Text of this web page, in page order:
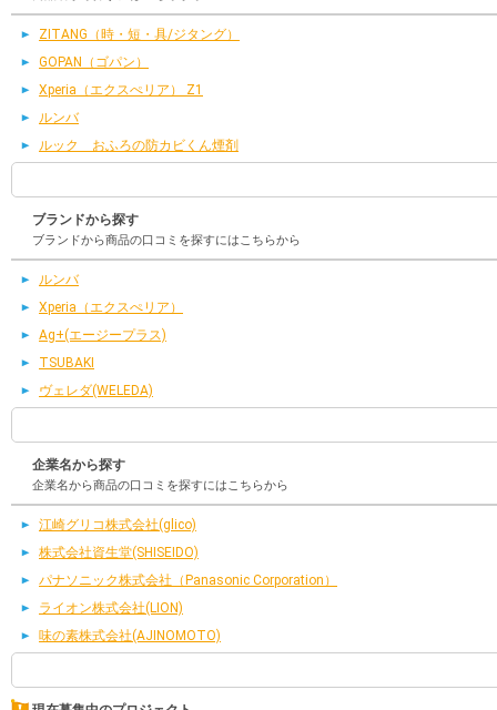
ZITANG（時・短・具/ジタング）
GOPAN（ゴパン）
Xperia（エクスぺリア） Z1
ルンバ
ルック おふろの防カビくん煙剤
ブランドから探す
ブランドから商品の口コミを探すにはこちらから
ルンバ
Xperia（エクスぺリア）
Ag+(エージープラス)
TSUBAKI
ヴェレダ(WELEDA)
企業名から探す
企業名から商品の口コミを探すにはこちらから
江崎グリコ株式会社(glico)
株式会社資生堂(SHISEIDO)
パナソニック株式会社（Panasonic Corporation）
ライオン株式会社(LION)
味の素株式会社(AJINOMOTO)